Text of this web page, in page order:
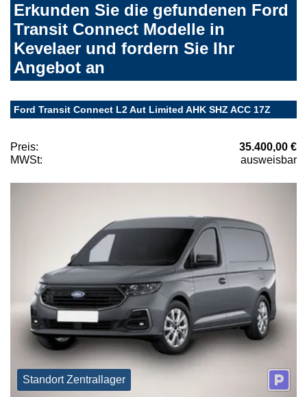
Erkunden Sie die gefundenen Ford
Transit Connect Modelle in
Kevelaer und fordern Sie Ihr
Angebot an
Ford Transit Connect L2 Aut Limited AHK SHZ ACC 17Z
Preis:
35.400,00 €
MWSt:
ausweisbar
Standort Zentrallager